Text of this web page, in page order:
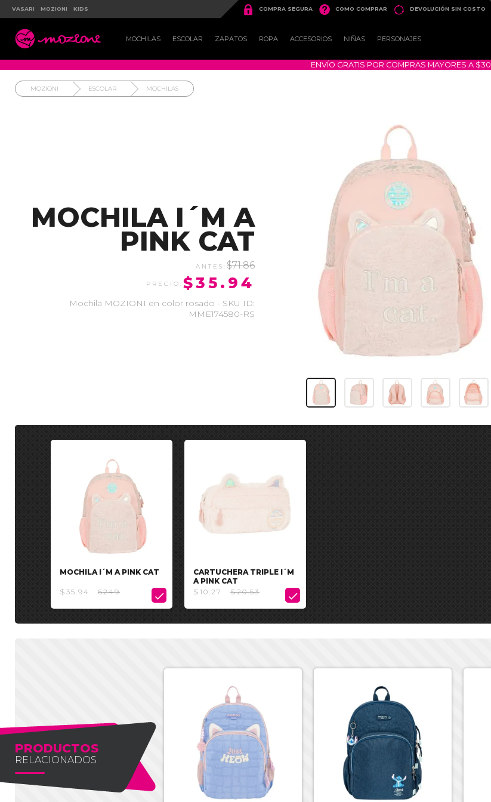
VASARI MOZIONI KIDS  COMPRA SEGURA  COMO COMPRAR  DEVOLUCIÓN SIN COSTO
 MOCHILAS ESCOLAR ZAPATOS ROPA ACCESORIOS NIÑAS PERSONAJES
ENVÍO GRATIS POR COMPRAS MAYORES A $30
MOZIONI ESCOLAR MOCHILAS
MOCHILA I´M A
PINK CAT
$71.86
$35.94
Mochila MOZIONI en color rosado - SKU ID:
MME174580-RS
MOCHILA I´M A PINK CAT
$35.94 6249 
CARTUCHERA TRIPLE I´M
A PINK CAT
$10.27
$20.53 
PRODUCTOS
RELACIONADOS